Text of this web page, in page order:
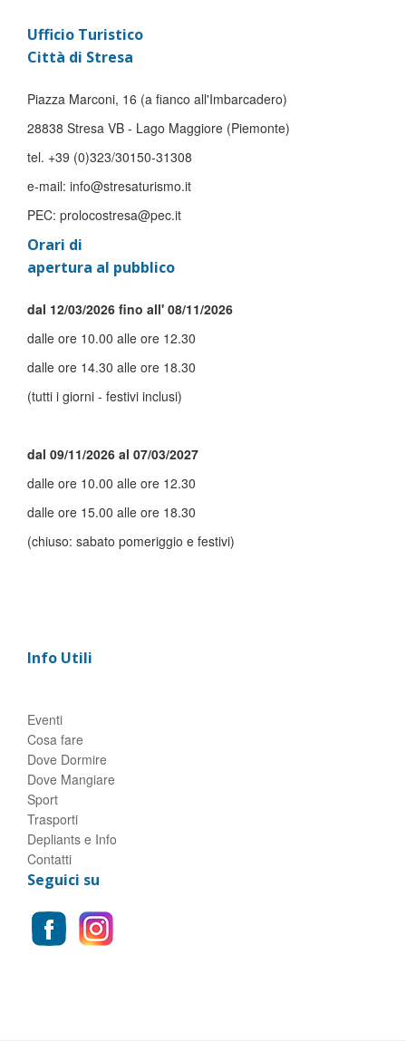
Ufficio Turistico
Città di Stresa
Piazza Marconi, 16 (a fianco all'Imbarcadero)
28838 Stresa VB - Lago Maggiore (Piemonte)
tel. +39 (0)323/30150-31308
e-mail: info@stresaturismo.it
PEC: prolocostresa@pec.it
Orari di
apertura al pubblico
dal 12/03/2026 fino all' 08/11/2026
dalle ore 10.00 alle ore 12.30
dalle ore 14.30 alle ore 18.30
(tutti i giorni - festivi inclusi)
dal 09/11/2026 al 07/03/2027
dalle ore 10.00 alle ore 12.30
dalle ore 15.00 alle ore 18.30
(chiuso: sabato pomeriggio e festivi)
Info Utili
Eventi
Cosa fare
Dove Dormire
Dove Mangiare
Sport
Trasporti
Depliants e Info
Contatti
Seguici su